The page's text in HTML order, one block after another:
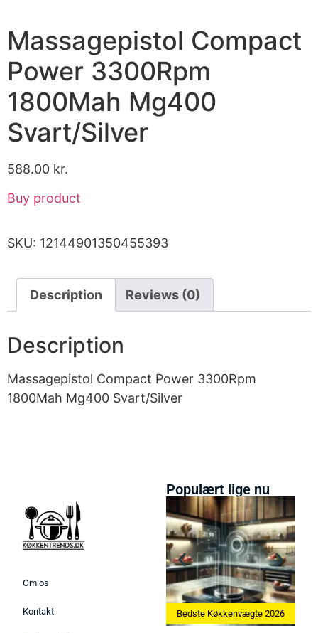
Massagepistol Compact
Power 3300Rpm
1800Mah Mg400
Svart/Silver
588.00 kr.
Buy product
SKU: 12144901350455393
Description Reviews (0)
Description
Massagepistol Compact Power 3300Rpm
1800Mah Mg400 Svart/Silver
Om os
Kontakt
Populært lige nu
Bedste Ismaskine 2026 Bedste Køkkenvægte 2026